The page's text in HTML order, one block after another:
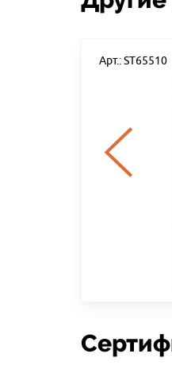
Арт.: ST65510